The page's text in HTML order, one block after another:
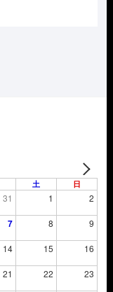
土 日
31 1 2
7 8 9
14 15 16
21 22 23